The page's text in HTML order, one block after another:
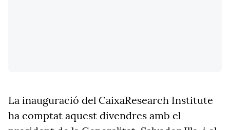
La inauguració del CaixaResearch Institute
ha comptat aquest divendres amb el